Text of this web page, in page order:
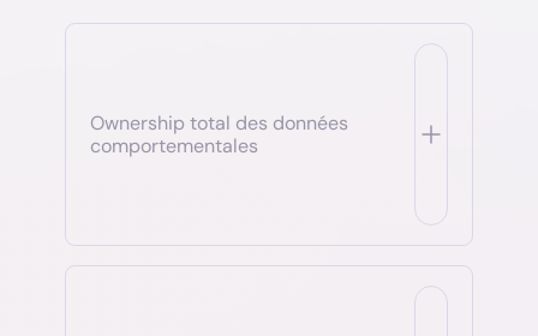
Ownership total des données
comportementales
Snowplow envoie les événements directement dans
votre data warehouse sans passer par une
propriété complète de vos données brutes, sans